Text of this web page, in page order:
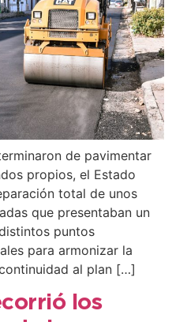
de pavimentar
propios, el Estado
total de unos
que presentaban un
puntos
para armonizar la
al plan […]
los